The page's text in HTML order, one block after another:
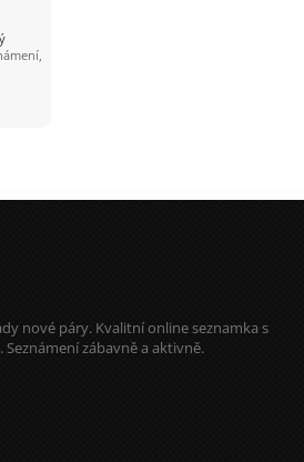
nové páry. Kvalitní online seznamka s
zábavně a aktivně.